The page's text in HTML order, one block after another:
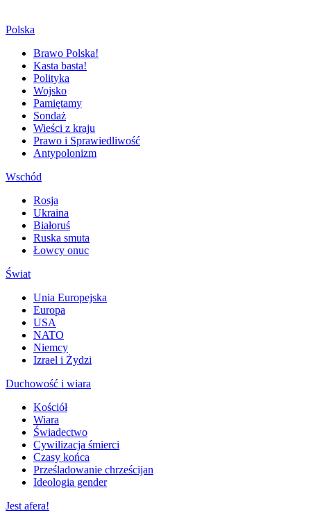
Polska
Brawo Polska!
Kasta basta!
Polityka
Wojsko
Pamiętamy
Sondaż
Wieści z kraju
Prawo i Sprawiedliwość
Antypolonizm
Wschód
Rosja
Ukraina
Białoruś
Ruska smuta
Łowcy onuc
Świat
Unia Europejska
Europa
USA
NATO
Niemcy
Izrael i Żydzi
Duchowość i wiara
Kościół
Wiara
Świadectwo
Cywilizacja śmierci
Czasy końca
Prześladowanie chrześcijan
Ideologia gender
Jest afera!